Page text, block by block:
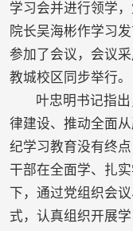
学习会并进行领学
院长吴海彬作学习
参加了会议，会议
教城校区同步举行。
叶忠明书记指
律建设、推动全面
纪学习教育没有终
干部在全面学、扎
下，通过党组织会
式，认真组织开展